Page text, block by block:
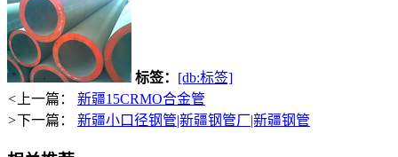
标签： [db:标签]
< 上一篇： 新疆15CRMO合金管
>下一篇： 新疆小口径钢管|新疆钢管厂|新疆钢管